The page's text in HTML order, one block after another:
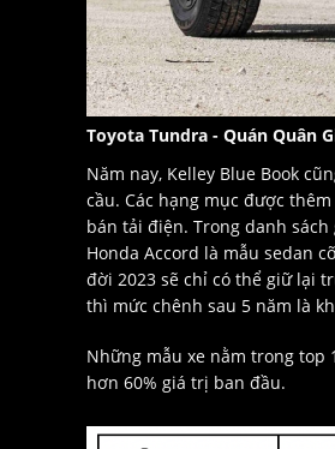
Toyota Tundra - Quán Quân
Năm nay, Kelley Blue Book
cầu. Các hạng mục được
bán tải điện. Trong danh
Honda Accord là mẫu sedan
đời 2023 sẽ chỉ có thể giữ lại
thì mức chênh sau 5 năm là
Những mẫu xe nằm trong top
hơn 60% giá trị ban đầu.